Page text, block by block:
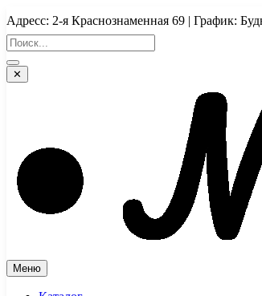
к
содержимому
Адресс: 2-я Краснознаменная 69 |
✕
Меню